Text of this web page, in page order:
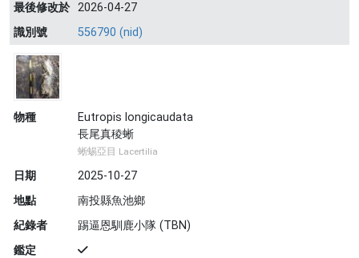
最後修改於 2026-04-27
識別號
556790 (nid)
物種
Eutropis longicaudata
長尾真稜蜥
蜥蜴亞目 Lacertilia
日期
2025-10-27
地點
南投縣魚池鄉
紀錄者
踢逼恩馴鹿小隊 (TBN)
鑑定